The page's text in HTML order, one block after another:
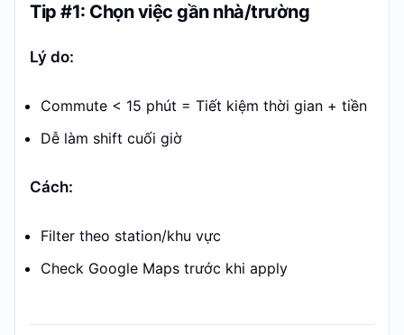
Tip #1: Chọn việc gần nhà/trường
Lý do:
Commute < 15 phút = Tiết kiệm thời gian + tiền
Dễ làm shift cuối giờ
Cách:
Filter theo station/khu vực
Check Google Maps trước khi apply